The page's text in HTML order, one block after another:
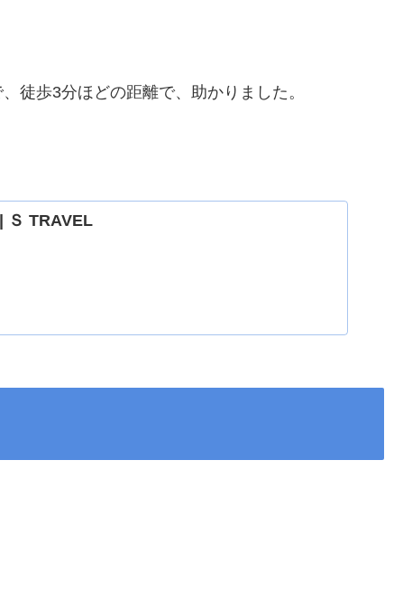
徒歩3分ほどの距離で、助かりました。
Ｓ TRAVEL